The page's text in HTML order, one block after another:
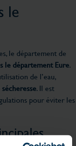
le
le département de
le département Eure.
de l’eau,
. Il est
pour éviter les